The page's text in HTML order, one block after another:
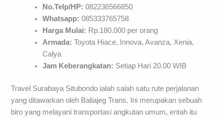
No.Telp/HP: 082236566850
Whatsapp: 085333765758
Harga Mulai: Rp.180.000 per orang
Armada: Toyota Hiace, Innova, Avanza, Xenia,
Calya
Jam Keberangkatan: Setiap Hari 20.00 WIB
Travel Surabaya Situbondo ialah salah satu rute perjalanan
yang ditawarkan oleh Baliajeg Trans. Ini merupakan sebuah
biro yang melayani transportasi angkutan umum, entah itu